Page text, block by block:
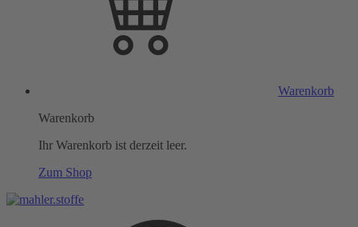
Warenkorb
Warenkorb
Ihr Warenkorb ist derzeit leer.
Zum Shop